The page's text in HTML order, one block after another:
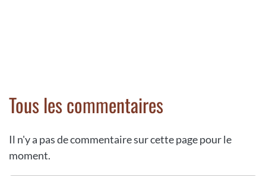
Tous les commentaires
Il n'y a pas de commentaire sur cette page pour le
moment.